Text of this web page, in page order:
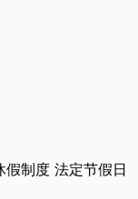
假制度 法定节假日